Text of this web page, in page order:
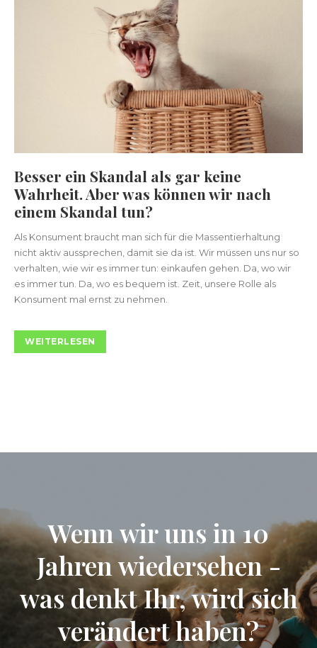
Besser ein Skandal als gar keine
Wahrheit. Aber was können wir nach
einem Skandal tun?
Als Konsument braucht man sich für die Massentierhaltung
nicht aktiv aussprechen, damit sie da ist. Wir müssen uns nur so
verhalten, wie wir es immer tun: einkaufen gehen. Da, wo wir
es immer tun. Da, wo es bequem ist. Zeit, unsere Rolle als
Konsument mal ernst zu nehmen.
WEITERLESEN
Wenn wir uns in 10
Jahren wiedersehen -
was denkt Ihr, wird sich
verändert haben?